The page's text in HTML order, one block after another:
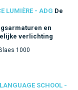
LUMIÈRE - ADG De
en
verlichting
1000
SCHOOL -